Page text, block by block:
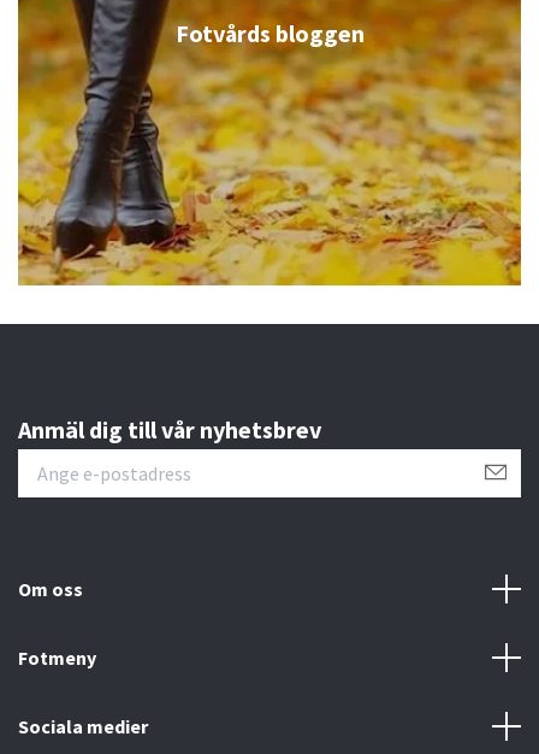
Fotvårds bloggen
Anmäl dig till vår nyhetsbrev
Om oss
Fotmeny
Sociala medier